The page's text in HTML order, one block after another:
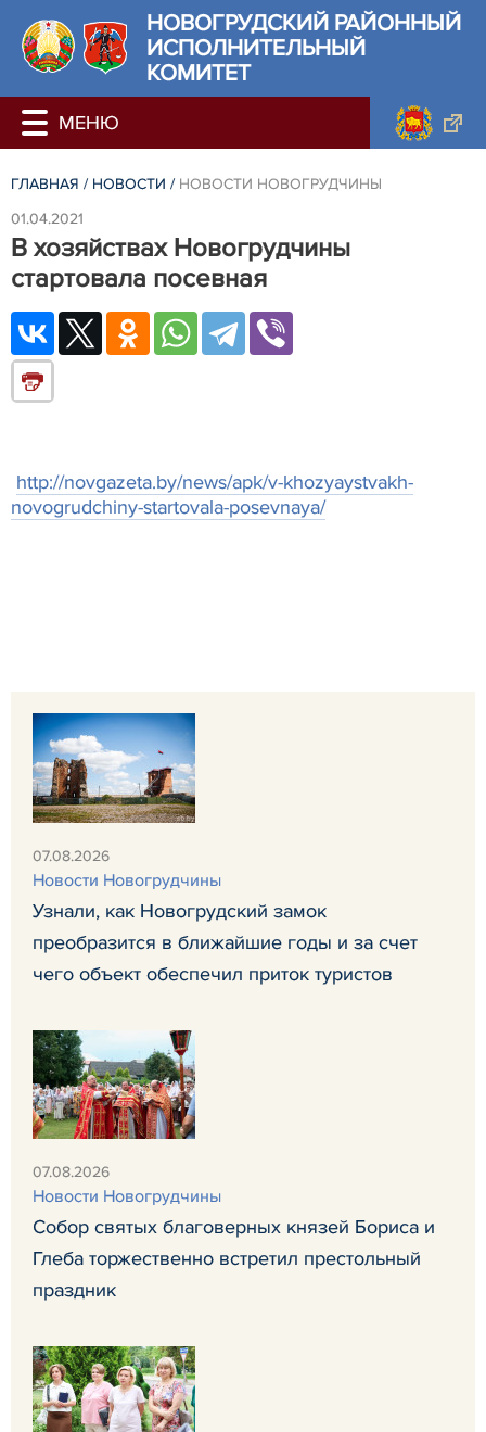
НОВОГРУДСКИЙ РАЙОННЫЙ
ИСПОЛНИТЕЛЬНЫЙ
КОМИТЕТ
ГЛАВНАЯ / НОВОСТИ / НОВОСТИ НОВОГРУДЧИНЫ
01.04.2021
В хозяйствах Новогрудчины
стартовала посевная
http://novgazeta.by/news/apk/v-khozyaystvakh-
novogrudchiny-startovala-posevnaya/
07.08.2026
Новости Новогрудчины
Узнали, как Новогрудский замок
преобразится в ближайшие годы и за счет
чего объект обеспечил приток туристов
07.08.2026
Новости Новогрудчины
Собор святых благоверных князей Бориса и
Глеба торжественно встретил престольный
праздник